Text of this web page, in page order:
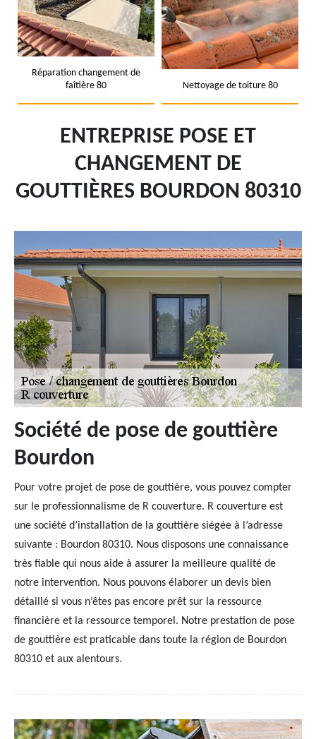
Réparation changement de
faîtière 80
Nettoyage de toiture 80
ENTREPRISE POSE ET
CHANGEMENT DE
GOUTTIÈRES BOURDON 80310
Société de pose de gouttière
Bourdon
Pour votre projet de pose de gouttière, vous pouvez compter
sur le professionnalisme de R couverture. R couverture est
une société d’installation de la gouttière siégée à l’adresse
suivante : Bourdon 80310. Nous disposons une connaissance
très fiable qui nous aide à assurer la meilleure qualité de
notre intervention. Nous pouvons élaborer un devis bien
détaillé si vous n’êtes pas encore prêt sur la ressource
financière et la ressource temporel. Notre prestation de pose
de gouttière est praticable dans toute la région de Bourdon
80310 et aux alentours.